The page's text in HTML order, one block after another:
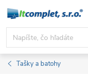
Prejsť
obsah
Tašky a batohy